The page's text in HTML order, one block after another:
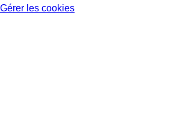
Gérer les cookies